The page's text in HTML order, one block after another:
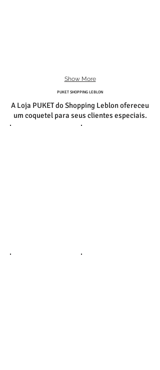
Show More
PUKET SHOPPING LEBLON
A Loja PUKET do Shopping Leblon ofereceu
um coquetel para seus clientes especiais.